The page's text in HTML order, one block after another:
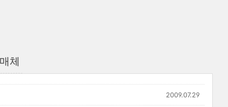
체
2009.07.29